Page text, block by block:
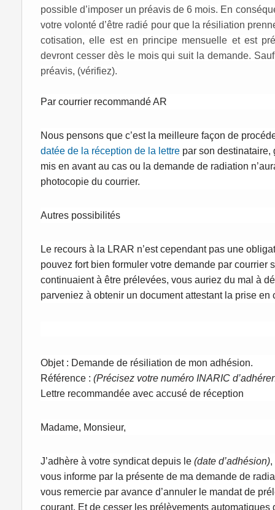
possible d’imposer un préavis de 6 mois. En
votre volonté d’être radié pour que la résiliation
cotisation, elle est en principe mensuelle et est
devront cesser dès le mois qui suit la demande.
préavis, (vérifiez).
Par courrier recommandé AR
Nous pensons que c’est la meilleure façon de
datée de la réception de la lettre par son destinataire,
mis en avant au cas ou la demande de radiation
photocopie du courrier.
Autres possibilités
Le recours à la LRAR n’est cependant pas une
pouvez fort bien formuler votre demande par courrier
continuaient à être prélevées, vous auriez du mal à
parveniez à obtenir un document attestant la prise
Objet : Demande de résiliation de mon adhésion.
Référence : (Précisez votre numéro INARIC
Lettre recommandée avec accusé de réception
Madame, Monsieur,
J’adhère à votre syndicat depuis le (date d’adhésion),
vous informe par la présente de ma demande de
vous remercie par avance d’annuler le mandat de
courant. Et de cesser les prélèvements automatiques